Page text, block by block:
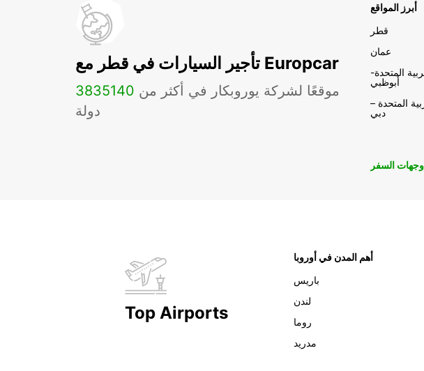
تأجير السيارات في قطر مع Europcar
3835 موقعًا لشركة يوروبكار في أكثر من 140
دولة
أبرز المواقع
قطر
عمان
المتحدة-
أبوظبي
المتحدة –
دبي
السفر
Top Airports
أهم المدن في أوروبا
باريس
لندن
روما
مدريد